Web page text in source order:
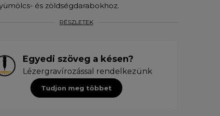
és zöldségdarabokhoz.
RÉSZLETEK
Egyedi szöveg a késen?
Lézergravírozással rendelkezünk
Tudjon meg többet